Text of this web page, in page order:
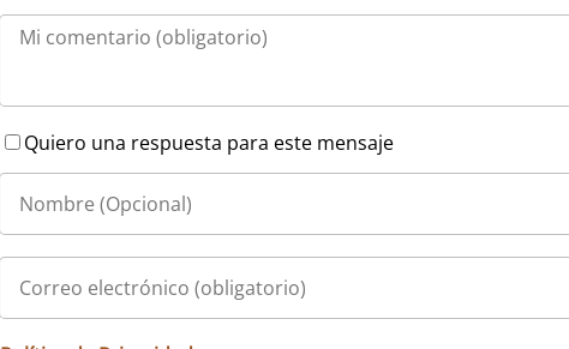
Quiero una respuesta para este mensaje